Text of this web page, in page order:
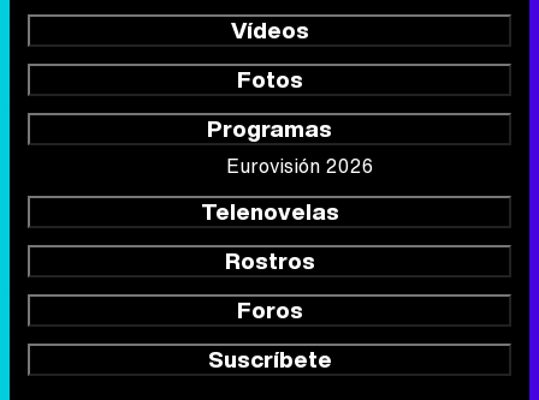
Vídeos
Fotos
Programas
Eurovisión 2026
Telenovelas
Rostros
Foros
Suscríbete